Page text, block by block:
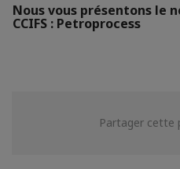
Nous vous présentons le
CCIFS : Petroprocess
Partager cette